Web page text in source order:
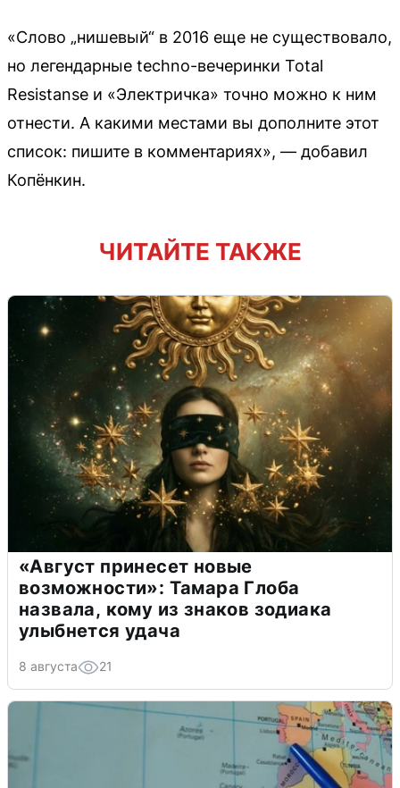
«Слово „нишевый“ в 2016 еще не существовало,
но легендарные techno-вечеринки Total
Resistanse и «Электричка» точно можно к ним
отнести. А какими местами вы дополните этот
список: пишите в комментариях», — добавил
Копёнкин.
ЧИТАЙТЕ ТАКЖЕ
«Август принесет новые
возможности»: Тамара Глоба
назвала, кому из знаков зодиака
улыбнется удача
8 августа 21